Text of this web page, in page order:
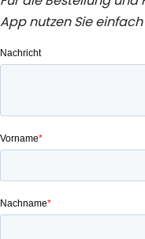
App nutzen Sie